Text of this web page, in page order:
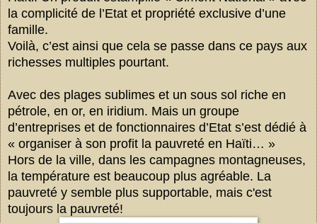
la complicité de l’Etat et propriété exclusive d’une
famille.
Voilà, c’est ainsi que cela se passe dans ce pays aux
richesses multiples pourtant.
Avec des plages sublimes et un sous sol riche en
pétrole, en or, en iridium. Mais un groupe
d’entreprises et de fonctionnaires d’Etat s’est dédié à
« organiser à son profit la pauvreté en Haïti… »
Hors de la ville, dans les campagnes montagneuses,
la température est beaucoup plus agréable. La
pauvreté y semble plus supportable, mais c'est
toujours la pauvreté!